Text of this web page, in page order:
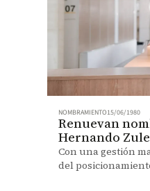
NOMBRAMIENTO15/06/1980
Renuevan
Hernando
Con una gestión
del